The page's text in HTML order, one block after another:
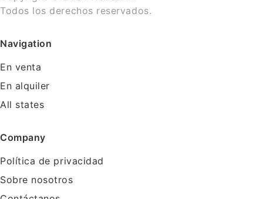
Todos los derechos reservados.
Navigation
En venta
En alquiler
All states
Company
Política de privacidad
Sobre nosotros